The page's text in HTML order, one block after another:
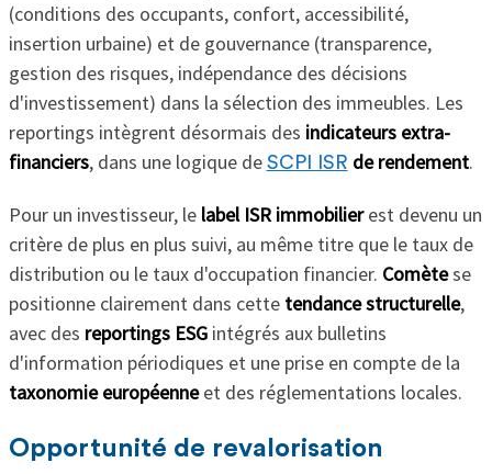
(conditions des occupants, confort, accessibilité,
insertion urbaine) et de gouvernance (transparence,
gestion des risques, indépendance des décisions
d'investissement) dans la sélection des immeubles. Les
reportings intègrent désormais des indicateurs extra-
financiers, dans une logique de SCPI ISR de rendement.
Pour un investisseur, le label ISR immobilierest devenu un
critère de plus en plus suivi, au même titre que le taux de
distribution ou le taux d'occupation financier. Comètese
positionne clairement dans cette tendance structurelle,
avec des reportings ESGintégrés aux bulletins
d'information périodiques et une prise en compte de la
taxonomie européenneet des réglementations locales.
Opportunité de revalorisation